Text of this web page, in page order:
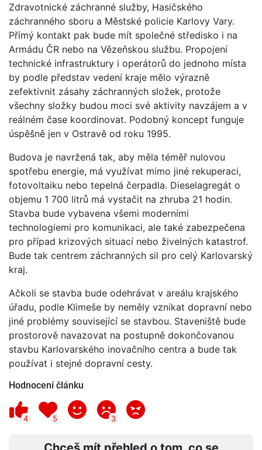
Zdravotnické záchranné služby, Hasičského
záchranného sboru a Městské policie Karlovy Vary.
Přímý kontakt pak bude mít společné středisko i na
Armádu ČR nebo na Vězeňskou službu. Propojení
technické infrastruktury i operátorů do jednoho místa
by podle představ vedení kraje mělo výrazně
zefektivnit zásahy záchranných složek, protože
všechny složky budou moci své aktivity navzájem a v
reálném čase koordinovat. Podobný koncept funguje
úspěšně jen v Ostravě od roku 1995.
Budova je navržená tak, aby měla téměř nulovou
spotřebu energie, má využívat mimo jiné rekuperaci,
fotovoltaiku nebo tepelná čerpadla. Dieselagregát o
objemu 1 700 litrů má vystačit na zhruba 21 hodin.
Stavba bude vybavena všemi moderními
technologiemi pro komunikaci, ale také zabezpečena
pro případ krizových situací nebo živelných katastrof.
Bude tak centrem záchranných sil pro celý Karlovarský
kraj.
Ačkoli se stavba bude odehrávat v areálu krajského
úřadu, podle Klimeše by neměly vznikat dopravní nebo
jiné problémy související se stavbou. Staveniště bude
prostorově navazovat na postupně dokončovanou
stavbu Karlovarského inovačního centra a bude tak
používat i stejné dopravní cesty.
Hodnocení článku
4 5 3